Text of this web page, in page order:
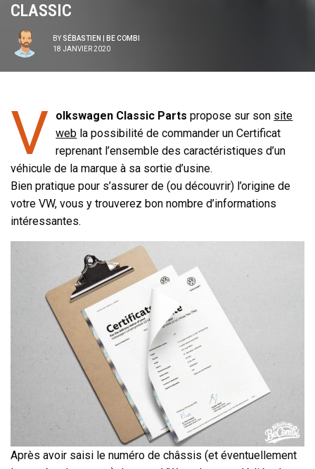
CLASSIC
BY SÉBASTIEN | BE COMBI
18 JANVIER 2020
V olkswagen Classic Parts propose sur son site
web la possibilité de commander un Certificat
reprenant l’ensemble des caractéristiques d’un
véhicule de la marque à sa sortie d’usine.
Bien pratique pour s’assurer de (ou découvrir) l’origine de
votre VW, vous y trouverez bon nombre d’informations
intéressantes.
Après avoir saisi le numéro de châssis (et éventuellement